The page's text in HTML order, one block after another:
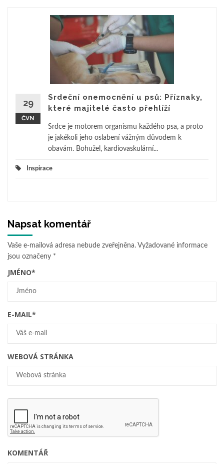
29
ČVN
Srdeční onemocnění u psů: Příznaky,
které majitelé často přehlíží
Srdce je motorem organismu každého psa, a proto
je jakékoli jeho oslabení vážným důvodem k
obavám. Bohužel, kardiovaskulární...
Inspirace
Napsat komentář
Vaše e-mailová adresa nebude zveřejněna. Vyžadované informace
jsou označeny *
JMÉNO*
E-MAIL*
WEBOVÁ STRÁNKA
KOMENTÁŘ